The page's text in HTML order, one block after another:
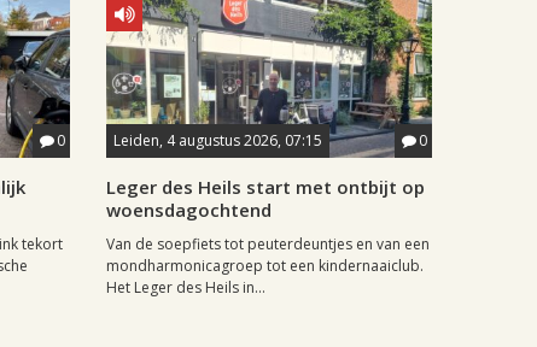
0
tekort
Leiden, 4 augustus 2026, 07:15 0
Leger des Heils start met ontbijt op
woensdagochtend
Van de soepfiets tot peuterdeuntjes en van een
mondharmonicagroep tot een kindernaaiclub.
Het Leger des Heils in...